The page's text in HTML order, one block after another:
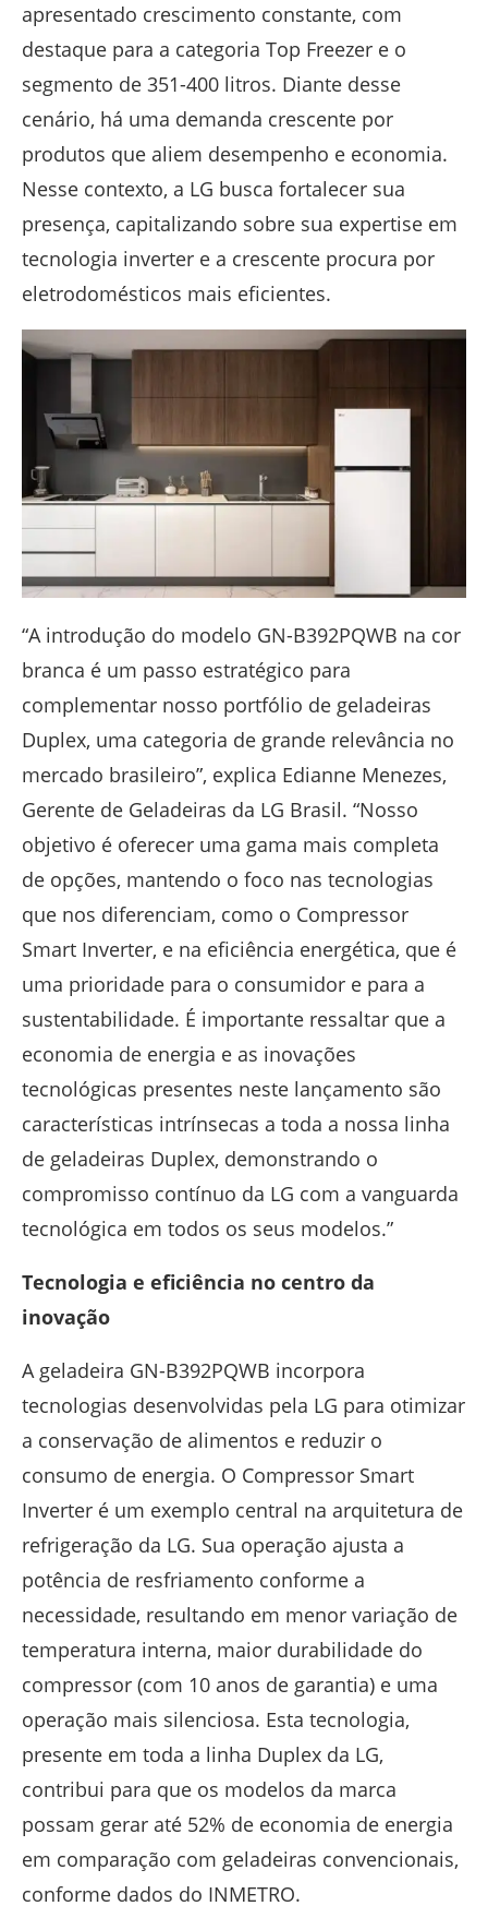
apresentado crescimento constante, com
destaque para a categoria Top Freezer e o
segmento de 351-400 litros. Diante desse
cenário, há uma demanda crescente por
produtos que aliem desempenho e economia.
Nesse contexto, a LG busca fortalecer sua
presença, capitalizando sobre sua expertise em
tecnologia inverter e a crescente procura por
eletrodomésticos mais eficientes.
“A introdução do modelo GN-B392PQWB na cor
branca é um passo estratégico para
complementar nosso portfólio de geladeiras
Duplex, uma categoria de grande relevância no
mercado brasileiro”, explica Edianne Menezes,
Gerente de Geladeiras da LG Brasil. “Nosso
objetivo é oferecer uma gama mais completa
de opções, mantendo o foco nas tecnologias
que nos diferenciam, como o Compressor
Smart Inverter, e na eficiência energética, que é
uma prioridade para o consumidor e para a
sustentabilidade. É importante ressaltar que a
economia de energia e as inovações
tecnológicas presentes neste lançamento são
características intrínsecas a toda a nossa linha
de geladeiras Duplex, demonstrando o
compromisso contínuo da LG com a vanguarda
tecnológica em todos os seus modelos.”
Tecnologia e eficiência no centro da
inovação
A geladeira GN-B392PQWB incorpora
tecnologias desenvolvidas pela LG para otimizar
a conservação de alimentos e reduzir o
consumo de energia. O Compressor Smart
Inverter é um exemplo central na arquitetura de
refrigeração da LG. Sua operação ajusta a
potência de resfriamento conforme a
necessidade, resultando em menor variação de
temperatura interna, maior durabilidade do
compressor (com 10 anos de garantia) e uma
operação mais silenciosa. Esta tecnologia,
presente em toda a linha Duplex da LG,
contribui para que os modelos da marca
possam gerar até 52% de economia de energia
em comparação com geladeiras convencionais,
conforme dados do INMETRO.